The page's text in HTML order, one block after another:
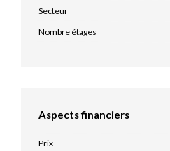
Secteur
Nombre étages
Aspects financiers
Prix